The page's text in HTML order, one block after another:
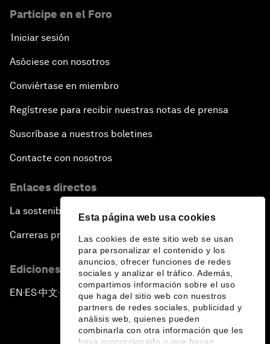
Esta página web usa cookies
Las cookies de este sitio web se usan
para personalizar el contenido y los
anuncios, ofrecer funciones de redes
sociales y analizar el tráfico. Además,
compartimos información sobre el uso
que haga del sitio web con nuestros
partners de redes sociales, publicidad y
análisis web, quienes pueden
combinarla con otra información que les
haya proporcionado o que hayan
Participe en el Foro
Iniciar sesión
Asóciese con nosotros
Conviértase en miembro
Regístrese para recibir nuestras notas de prensa
Suscríbase a nuestros boletines
Contacte con nosotros
Enlaces directos
La sostenibilidad en el Foro
Carreras profesionales
Ediciones en otros idiomas
EN ▪ES▪中文▪ 日本語